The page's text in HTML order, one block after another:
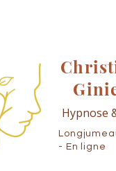
Hypnose
- En ligne